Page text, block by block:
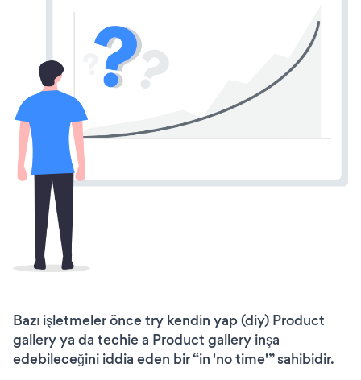
Bazı işletmeler önce try kendin yap (diy) Product
gallery ya da techie a Product gallery inşa
edebileceğini iddia eden bir “in 'no time'” sahibidir.